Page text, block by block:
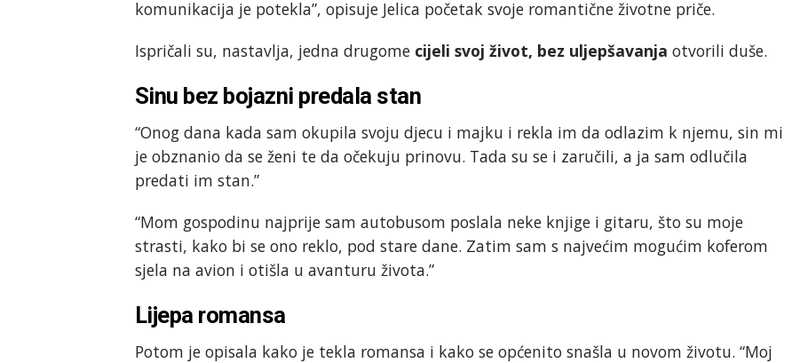
komunikacija je potekla”, opisuje Jelica početak svoje romantične životne priče.
Ispričali su, nastavlja, jedna drugome cijeli svoj život, bez uljepšavanja otvorili duše.
Sinu bez bojazni predala stan
“Onog dana kada sam okupila svoju djecu i majku i rekla im da odlazim k njemu, sin mi
je obznanio da se ženi te da očekuju prinovu. Tada su se i zaručili, a ja sam odlučila
predati im stan.”
“Mom gospodinu najprije sam autobusom poslala neke knjige i gitaru, što su moje
strasti, kako bi se ono reklo, pod stare dane. Zatim sam s najvećim mogućim koferom
sjela na avion i otišla u avanturu života.”
Lijepa romansa
Potom je opisala kako je tekla romansa i kako se općenito snašla u novom životu. “Moj